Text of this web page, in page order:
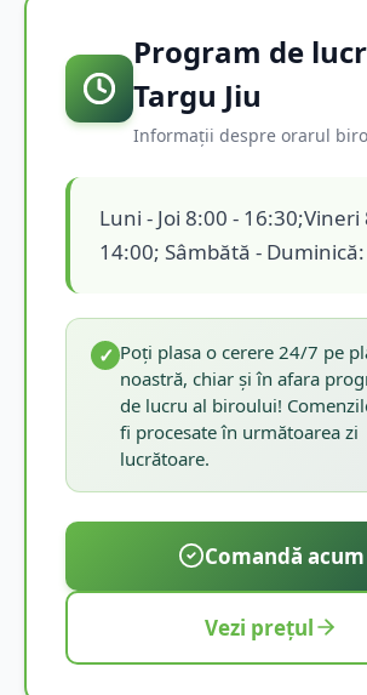
Program de
Targu Jiu
Informații despre orarul
Luni - Joi 8:00 - 16:30;Vineri
14:00; Sâmbătă -
✓ Poți plasa o cerere 24/7 pe
noastră, chiar și în afara
de lucru al biroului!
fi procesate în următoarea zi
lucrătoare.
Comandă acum
Vezi prețul